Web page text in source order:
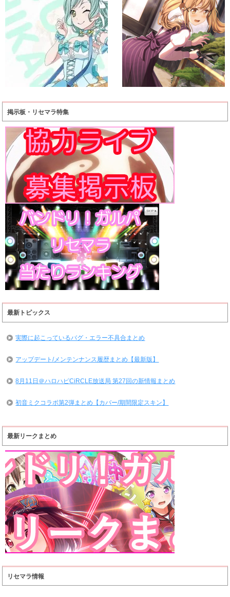
掲示板・リセマラ特集
最新トピックス
実際に起こっているバグ・エラー不具合まとめ
アップデート/メンテンナンス履歴まとめ【最新版】
8月11日＠ハロハピCiRCLE放送局 第27回の新情報まとめ
初音ミクコラボ第2弾まとめ【カバー/期間限定スキン】
最新リークまとめ
リセマラ情報